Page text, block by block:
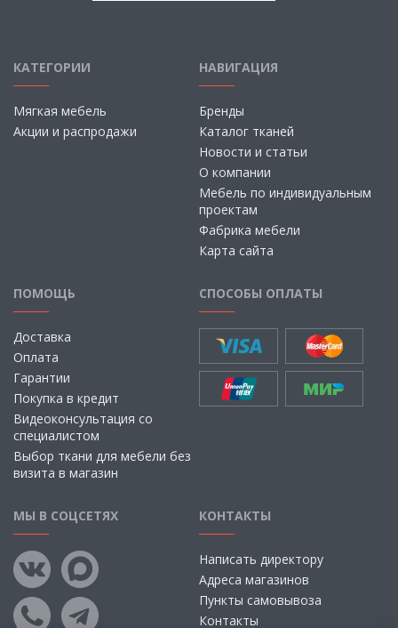
КАТЕГОРИИ
Мягкая мебель
Акции и распродажи
НАВИГАЦИЯ
Бренды
Каталог тканей
Новости и статьи
О компании
Мебель по индивидуальным
проектам
Фабрика мебели
Карта сайта
ПОМОЩЬ
Доставка
Оплата
Гарантии
Покупка в кредит
Видеоконсультация со
специалистом
Выбор ткани для мебели без
визита в магазин
СПОСОБЫ ОПЛАТЫ
МЫ В СОЦСЕТЯХ КОНТАКТЫ
Написать директору
Адреса магазинов
Пункты самовывоза
Контакты